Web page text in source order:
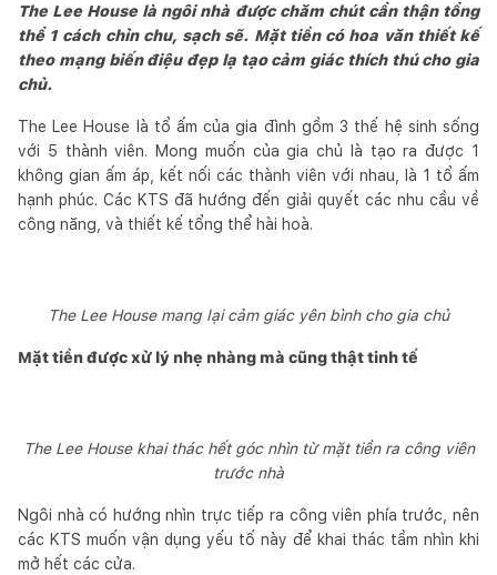
The Lee House là ngôi nhà được chăm chút cẩn thận tổng
thể 1 cách chỉn chu, sạch sẽ. Mặt tiền có hoa văn thiết kế
theo mạng biến điệu đẹp lạ tạo cảm giác thích thú cho gia
chủ.
The Lee House là tổ ấm của gia đình gồm 3 thế hệ sinh sống
với 5 thành viên. Mong muốn của gia chủ là tạo ra được 1
không gian ấm áp, kết nối các thành viên với nhau, là 1 tổ ấm
hạnh phúc. Các KTS đã hướng đến giải quyết các nhu cầu về
công năng, và thiết kế tổng thể hài hoà.
The Lee House mang lại cảm giác yên bình cho gia chủ
Mặt tiền được xử lý nhẹ nhàng mà cũng thật tinh tế
The Lee House khai thác hết góc nhìn từ mặt tiền ra công viên
trước nhà
Ngôi nhà có hướng nhìn trực tiếp ra công viên phía trước, nên
các KTS muốn vận dụng yếu tố này để khai thác tầm nhìn khi
mở hết các cửa.